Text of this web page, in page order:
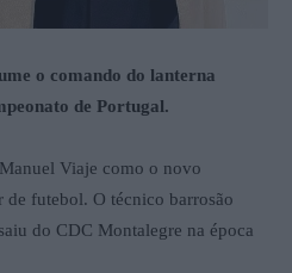
o comando do lanterna
de Portugal.
Viaje como o novo
de futebol. O técnico barrosão
do CDC Montalegre na época